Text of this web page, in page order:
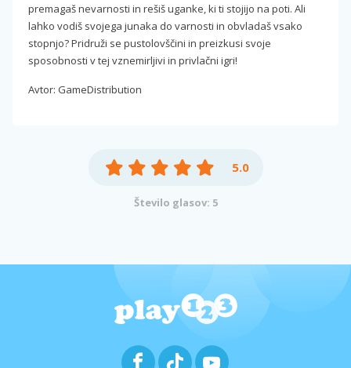
premagaš nevarnosti in rešiš uganke, ki ti stojijo na poti. Ali
lahko vodiš svojega junaka do varnosti in obvladaš vsako
stopnjo? Pridruži se pustolovščini in preizkusi svoje
sposobnosti v tej vznemirljivi in privlačni igri!
Avtor: GameDistribution
5.0
Število glasov: 5